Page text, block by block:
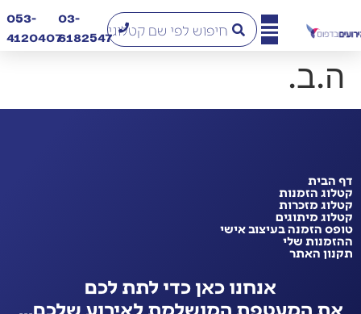
03-
6182547
053-
4120407​
ה.ב.
דף הבית
קטלוג הזמנות
קטלוג מזכרות
קטלוג מיתוגים
טופס הזמנה בעיצוב אישי
ההזמנות שלי
תקנון האתר
אנחנו כאן כדי לתת לכם
את המעטפת המושלמת לאירוע שלכם...